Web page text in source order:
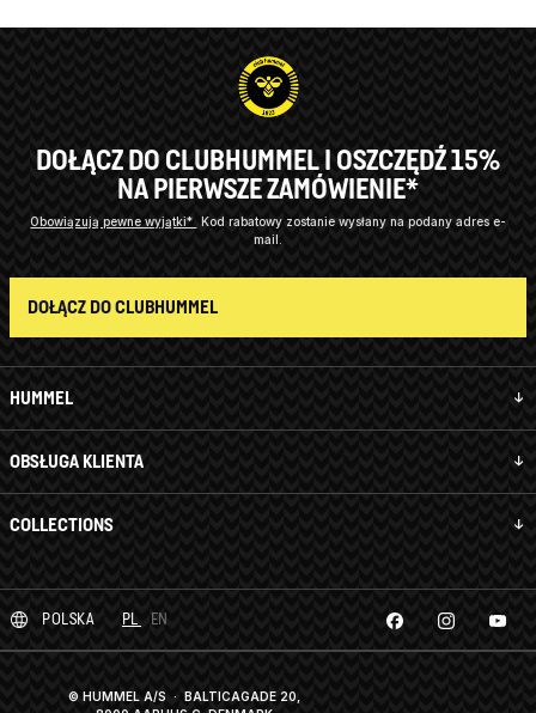
HUMMEL
OBSŁUGA KLIENTA
COLLECTIONS
DOŁĄCZ DO CLUBHUMMEL I OSZCZĘDŹ 15%
NA PIERWSZE ZAMÓWIENIE*
Obowiązują pewne wyjątki* Kod rabatowy zostanie wysłany na podany adres e-
mail.
DOŁĄCZ DO CLUBHUMMEL
POLSKA PL EN
© HUMMEL A/S · BALTICAGADE 20,